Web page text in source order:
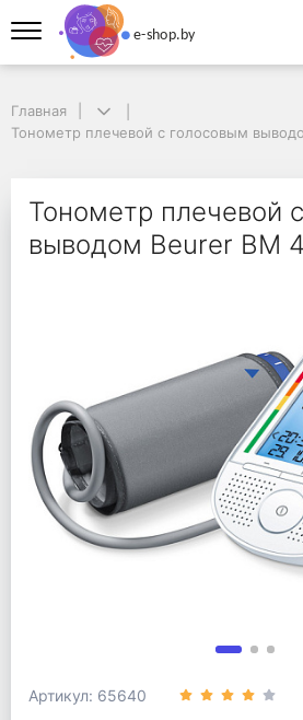
Тонометр плечевой с голосовым
Тонометр
Главная
Тонометр плечевой с голосовым
Тонометр плечевой
выводом Beurer BM
Артикул: 65640